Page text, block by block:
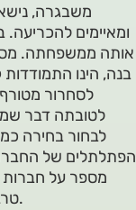
משבגרה,
ומאיימים
אותה ממשפחתה.
בנה, הינו
לסחרור
לטובתה דבר
לבחור בחירה
הפתלתלים של
מספר על חברות
טרגדיות ושמחות, הנשזרות אלו באלו. סיפור על התמודדות, וצמיחה מתוך הקושי.